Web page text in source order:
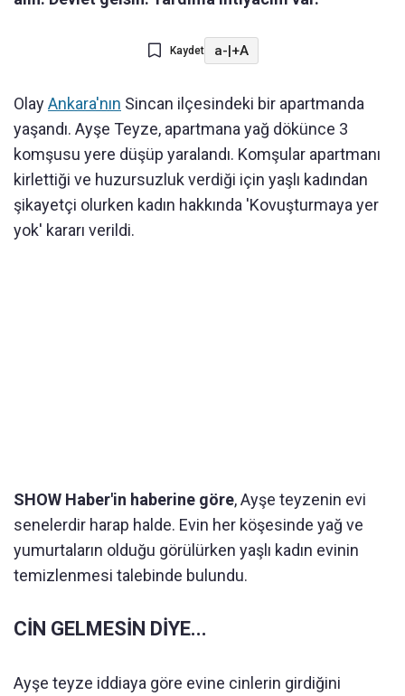
Kaydet a-|+A
OlayAnkara'nın Sincan ilçesindeki bir apartmanda
yaşandı. Ayşe Teyze, apartmana yağ dökünce 3
komşusu yere düşüp yaralandı. Komşular apartmanı
kirlettiği ve huzursuzluk verdiği için yaşlı kadından
şikayetçi olurken kadın hakkında 'Kovuşturmaya yer
yok' kararı verildi.
SHOW Haber'in haberine göre, Ayşe teyzenin evi
senelerdir harap halde. Evin her köşesinde yağ ve
yumurtaların olduğu görülürken yaşlı kadın evinin
temizlenmesi talebinde bulundu.
CİN GELMESİN DİYE...
Ayşe teyze iddiaya göre evine cinlerin girdiğini